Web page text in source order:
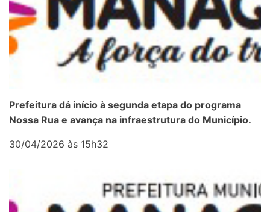
Prefeitura dá início à segunda etapa do programa
Nossa Rua e avança na infraestrutura do Município.
30/04/2026 às 15h32